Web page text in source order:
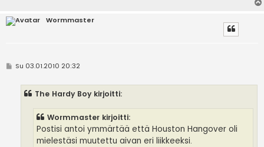
Wormmaster
VSu 03.01.2010 20:32
The Hardy Boy kirjoitti:
Wormmaster kirjoitti:
Postisi antoi ymmärtää että Houston Hangover oli
mielestäsi muutettu aivan eri liikkeeksi.